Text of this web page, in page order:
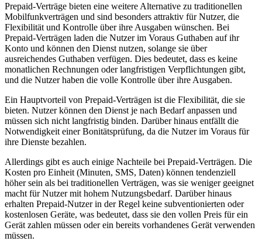
Prepaid-Verträge bieten eine weitere Alternative zu traditionellen
Mobilfunkverträgen und sind besonders attraktiv für Nutzer, die
Flexibilität und Kontrolle über ihre Ausgaben wünschen. Bei
Prepaid-Verträgen laden die Nutzer im Voraus Guthaben auf ihr
Konto und können den Dienst nutzen, solange sie über
ausreichendes Guthaben verfügen. Dies bedeutet, dass es keine
monatlichen Rechnungen oder langfristigen Verpflichtungen gibt,
und die Nutzer haben die volle Kontrolle über ihre Ausgaben.
Ein Hauptvorteil von Prepaid-Verträgen ist die Flexibilität, die sie
bieten. Nutzer können den Dienst je nach Bedarf anpassen und
müssen sich nicht langfristig binden. Darüber hinaus entfällt die
Notwendigkeit einer Bonitätsprüfung, da die Nutzer im Voraus für
ihre Dienste bezahlen.
Allerdings gibt es auch einige Nachteile bei Prepaid-Verträgen. Die
Kosten pro Einheit (Minuten, SMS, Daten) können tendenziell
höher sein als bei traditionellen Verträgen, was sie weniger geeignet
macht für Nutzer mit hohem Nutzungsbedarf. Darüber hinaus
erhalten Prepaid-Nutzer in der Regel keine subventionierten oder
kostenlosen Geräte, was bedeutet, dass sie den vollen Preis für ein
Gerät zahlen müssen oder ein bereits vorhandenes Gerät verwenden
müssen.